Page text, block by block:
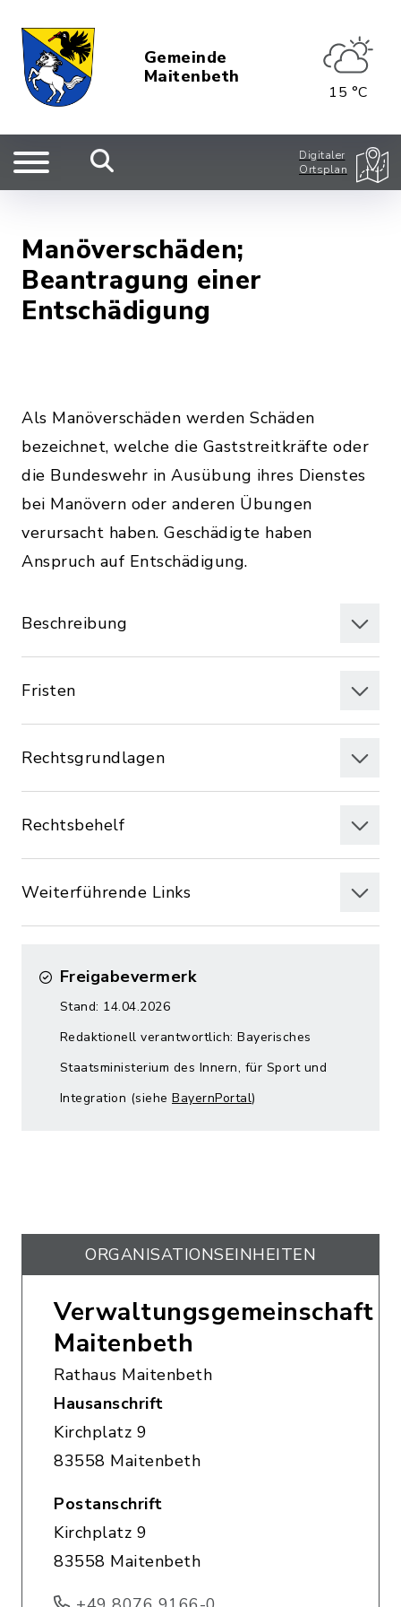
Gemeinde
Maitenbeth
15 °C
Digitaler
Ortsplan
Manöverschäden;
Beantragung einer
Entschädigung
Als Manöverschäden werden Schäden
bezeichnet, welche die Gaststreitkräfte oder
die Bundeswehr in Ausübung ihres Dienstes
bei Manövern oder anderen Übungen
verursacht haben. Geschädigte haben
Anspruch auf Entschädigung.
Beschreibung
Fristen
Rechtsgrundlagen
Rechtsbehelf
Weiterführende Links
Freigabevermerk
Stand: 14.04.2026
Redaktionell verantwortlich: Bayerisches
Staatsministerium des Innern, für Sport und
Integration (siehe BayernPortal)
ORGANISATIONS­EINHEITEN
Verwaltungsgemeinschaft
Maitenbeth
Rathaus Maitenbeth
Hausanschrift
Kirchplatz 9
83558 Maitenbeth
Postanschrift
Kirchplatz 9
83558 Maitenbeth